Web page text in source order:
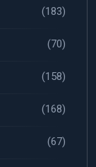
(183)
(70)
(158)
(168)
(67)